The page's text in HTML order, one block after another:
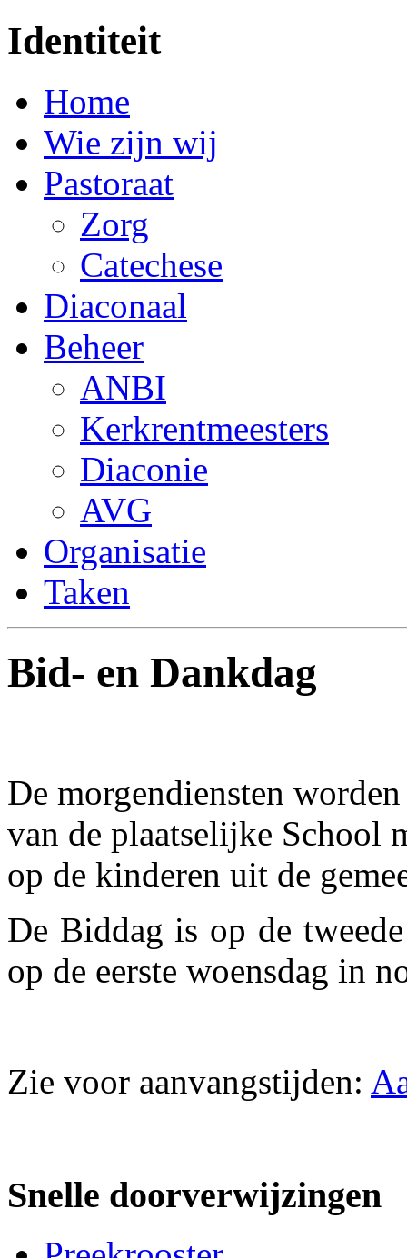
Identiteit
Home
Wie zijn wij
Pastoraat
Zorg
Catechese
Diaconaal
Beheer
ANBI
Kerkrentmeesters
Diaconie
AVG
Organisatie
Taken
Bid- en Dankdag
De morgendiensten
van de plaatselijke School
op de kinderen uit de
De Biddag is op de
op de eerste woensdag in
Zie voor aanvangstijden:
Snelle doorverwijzingen